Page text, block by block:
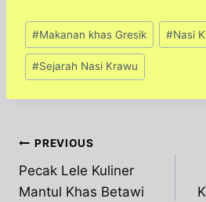
Post
Tags:
#Makanan khas Gresik #Nasi
#Sejarah Nasi Krawu
Post
navigation
PREVIOUS
Pecak Lele Kuliner
Mantul Khas Betawi